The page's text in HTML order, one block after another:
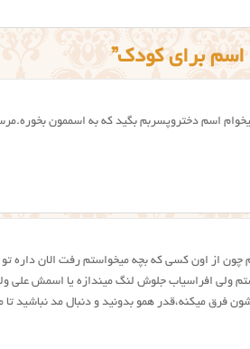
اسم دختروپسربم بگید که به اسممون
چون از اون کسی که بچه میخواستم رفت الان
ولی افراسیاب جلوش لنگ میندازه یا اسمش علی
میکنه،قدر همو بدونید و دنبال مد نباشید تا